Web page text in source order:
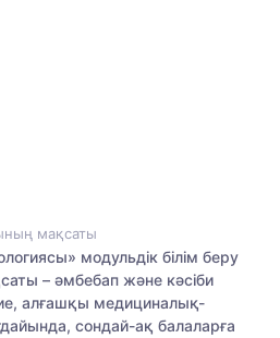
мақсаты
модульдік білім беру
– әмбебап және кәсіби
алғашқы медициналық-
сондай-ақ балаларға